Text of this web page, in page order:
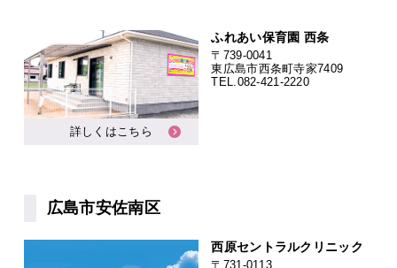
詳しくはこちら
ふれあい保育園 西条
〒739-0041
東広島市西条町寺家7409
TEL. 082-421-2220
広島市安佐南区
西原セントラルクリニック
〒731-0113